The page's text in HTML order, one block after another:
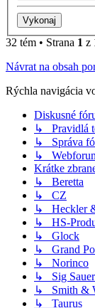
32 tém • Strana 1 z
Návrat na obsah
Rýchla navigácia
Diskusné
↳ Pravidlá
↳ Správa
↳
Krátke
↳ Beretta
↳ CZ
↳ Heckler
↳ HS-
↳ Glock
↳ Grand
↳ Norinco
↳ Sig Sauer
↳ Smith &
↳ Taurus